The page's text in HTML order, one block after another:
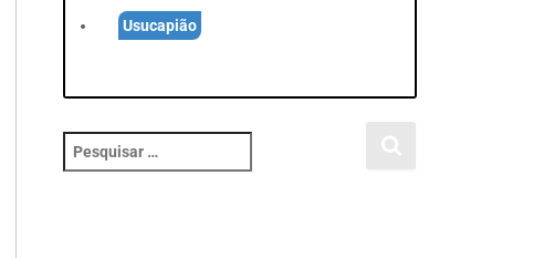
Usucapião
e